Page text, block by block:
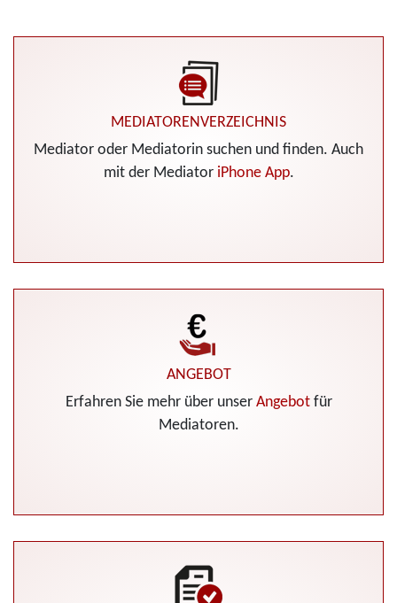
MEDIATORENVERZEICHNIS
Mediator oder Mediatorin suchen und finden. Auch
mit der Mediator iPhone App.
ANGEBOT
Erfahren Sie mehr über unser Angebotfür
Mediatoren.